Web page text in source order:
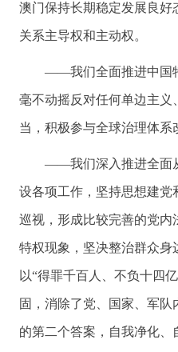
澳门保持长期稳定发展良好
关系主导权和主动权。
——我们全面推进中国
毫不动摇反对任何单边主
当，积极参与全球治理体
——我们深入推进全面
设各项工作，坚持思想建
巡视，形成比较完善的党内
特权现象，坚决整治群众
以“得罪千百人、不负十四
固，消除了党、国家、军
的第二个答案，自我净化